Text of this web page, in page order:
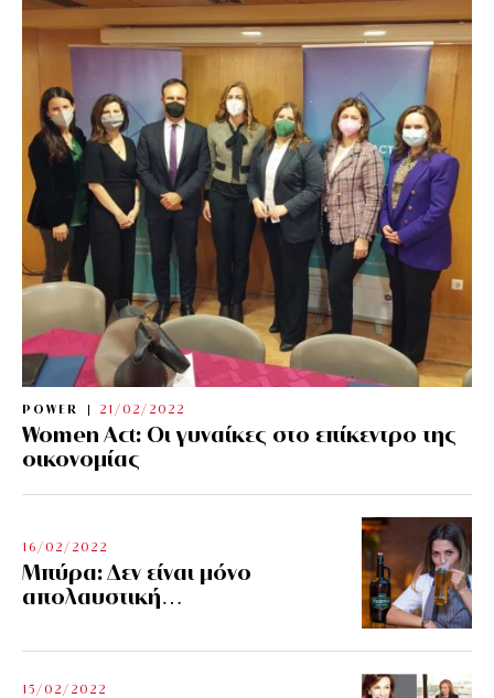
POWER 21/02/2022
Women Act: Οι γυναίκες στο επίκεντρο της
οικονομίας
16/02/2022
Μπύρα: Δεν είναι μόνο
απολαυστική…
15/02/2022